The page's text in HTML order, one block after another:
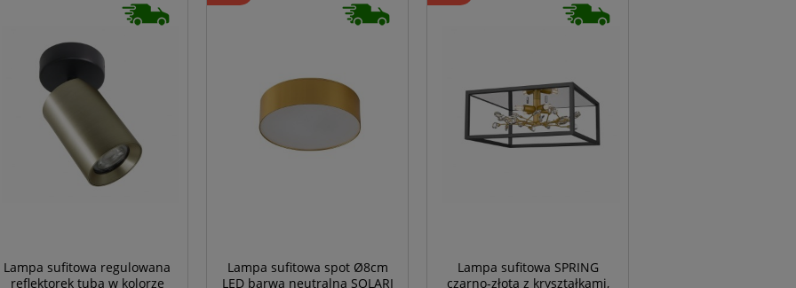
Lampa sufitowa regulowana
reflektorek tuba w kolorze
Lampa sufitowa spot Ø8cm
LED barwa neutralna SOLARI
Lampa sufitowa SPRING
czarno-złota z kryształkami,